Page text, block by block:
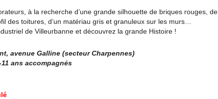
à la recherche d’une grande silhouette de briques rouges, de
des toitures, d’un matériau gris et granuleux sur les murs…
de Villeurbanne et découvrez la grande Histoire !
avenue Galline (secteur Charpennes)
ans accompagnés